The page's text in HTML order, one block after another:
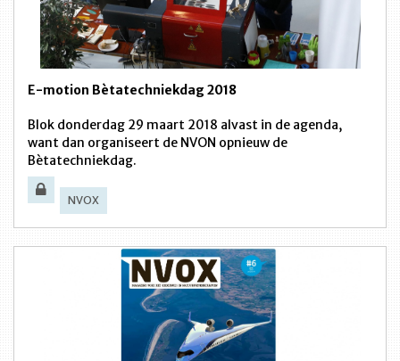
E-motion Bètatechniekdag 2018
Blok donderdag 29 maart 2018 alvast in de agenda,
want dan organiseert de NVON opnieuw de
Bètatechniekdag.
NVOX